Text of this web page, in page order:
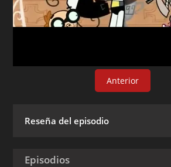
Anterior
Reseña del episodio
Episodios